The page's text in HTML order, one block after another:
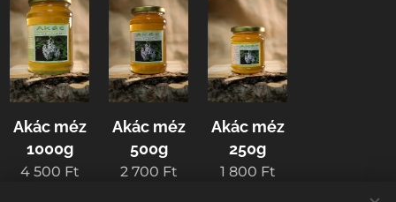
Akác méz
1000g
4 500 Ft
Akác méz
500g
2 700 Ft
Akác méz
250g
1 800 Ft